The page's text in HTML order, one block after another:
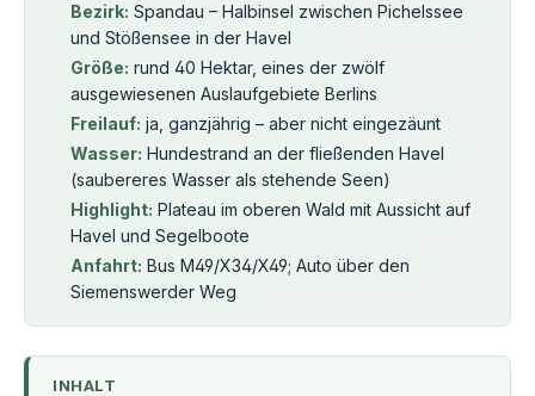
Bezirk: Spandau – Halbinsel zwischen Pichelssee
und Stößensee in der Havel
Größe: rund 40 Hektar, eines der zwölf
ausgewiesenen Auslaufgebiete Berlins
Freilauf: ja, ganzjährig – aber nicht eingezäunt
Wasser: Hundestrand an der fließenden Havel
(saubereres Wasser als stehende Seen)
Highlight: Plateau im oberen Wald mit Aussicht auf
Havel und Segelboote
Anfahrt: Bus M49/X34/X49; Auto über den
Siemenswerder Weg
INHALT